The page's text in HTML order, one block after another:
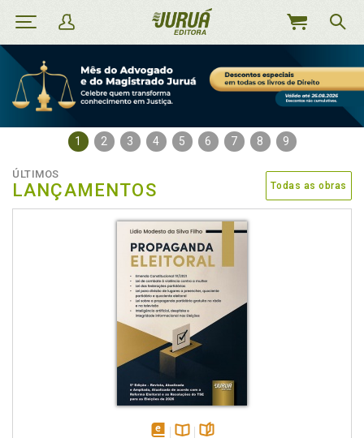
MEU
1 2 3 4 5 6 7 8 9
ÚLTIMOS
LANÇAMENTOS Todas as obras